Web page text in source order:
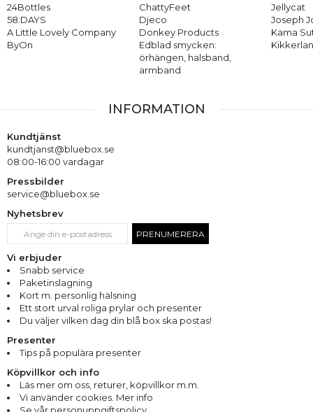
24Bottles
58:DAYS
A Little Lovely Company
ByOn
ChattyFeet
Djeco
Donkey Products
Edblad smycken:
örhängen, halsband,
armband
Jellycat
Joseph
Kama
INFORMATION
Kundtjänst
kundtjanst@bluebox.se
08:00-16:00 vardagar
Pressbilder
service@bluebox.se
Nyhetsbrev
PRENUMERERA
Vi erbjuder
Snabb service
Paketinslagning
Kort m. personlig hälsning
Ett stort urval roliga prylar och presenter
Du väljer vilken dag din blå box ska postas!
Presenter
Tips på populära presenter
Köpvillkor och info
Läs mer om oss, returer, köpvillkor m.m.
Vi använder cookies. Mer info